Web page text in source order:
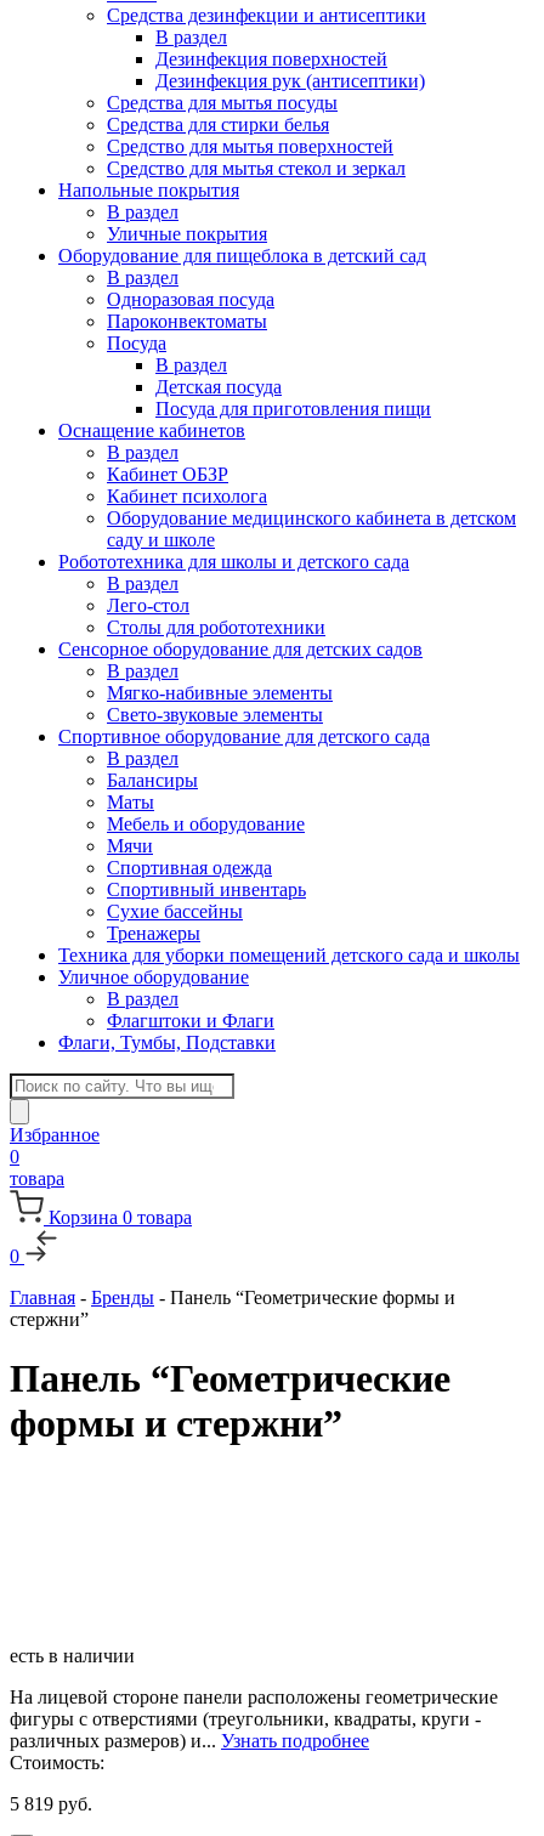
Средства дезинфекции и антисептики
В раздел
Дезинфекция поверхностей
Дезинфекция рук (антисептики)
Средства для мытья посуды
Средства для стирки белья
Средство для мытья поверхностей
Средство для мытья стекол и зеркал
Напольные покрытия
В раздел
Уличные покрытия
Оборудование для пищеблока в детский сад
В раздел
Одноразовая посуда
Пароконвектоматы
Посуда
В раздел
Детская посуда
Посуда для приготовления пищи
Оснащение кабинетов
В раздел
Кабинет ОБЗР
Кабинет психолога
Оборудование медицинского кабинета в детском
саду и школе
Робототехника для школы и детского сада
В раздел
Лего-стол
Столы для робототехники
Сенсорное оборудование для детских садов
В раздел
Мягко-набивные элементы
Свето-звуковые элементы
Спортивное оборудование для детского сада
В раздел
Балансиры
Маты
Мебель и оборудование
Мячи
Спортивная одежда
Спортивный инвентарь
Сухие бассейны
Тренажеры
Техника для уборки помещений детского сада и школы
Уличное оборудование
В раздел
Флагштоки и Флаги
Флаги, Тумбы, Подставки
Поиск
товаров
Избранное
0
товара
Корзина 0 товара
0
Главная - Бренды - Панель “Геометрические формы и
стержни”
Панель “Геометрические
формы и стержни”
есть в наличии
На лицевой стороне панели расположены геометрические
фигуры с отверстиями (треугольники, квадраты, круги -
различных размеров) и... Узнать подробнее
Стоимость:
5 819 руб.